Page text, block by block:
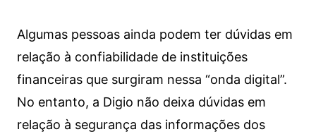
Algumas pessoas ainda podem ter dúvidas em
relação à confiabilidade de instituições
financeiras que surgiram nessa “onda digital”.
No entanto, a Digio não deixa dúvidas em
relação à segurança das informações dos